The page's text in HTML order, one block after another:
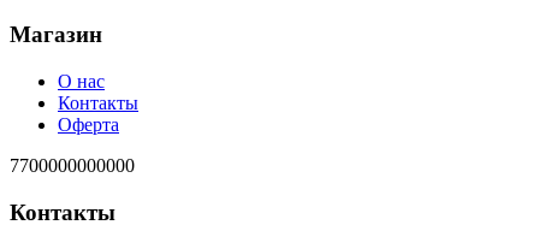
Магазин
О нас
Контакты
Оферта
7700000000000
Контакты